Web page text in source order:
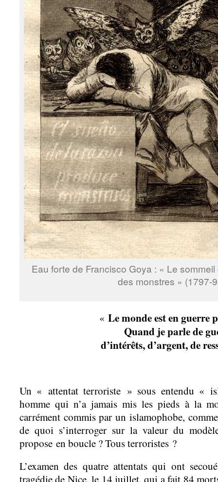
Eau forte de Francisco Goya : « Le
des monstres » (1797-
« Le monde est en guerre
Quand je parle de
d’intérêts, d’argent, de
Un « attentat terroriste » sous entendu «
homme qui n’a jamais mis les pieds à la
carrément commis par un islamophobe,
de quoi s’interroger sur la valeur du
propose en boucle ? Tous terroristes ?
L’examen des quatre attentats qui ont
tragédie de Nice, le 14 juillet, qui a fait 84